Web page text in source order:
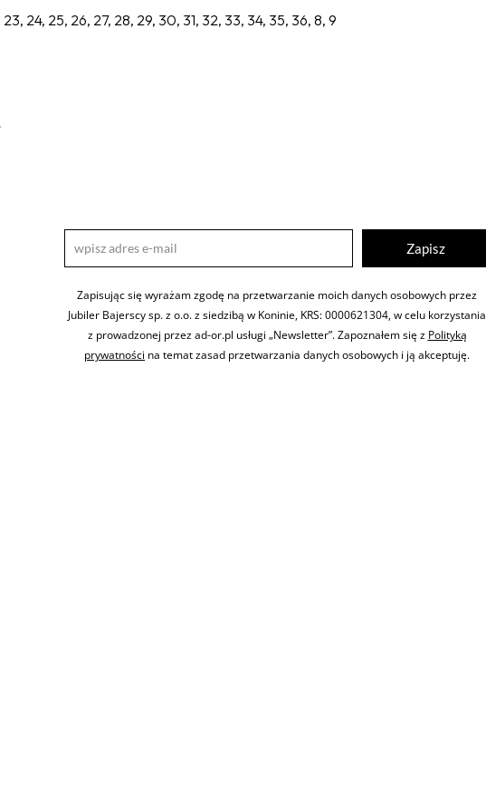
23, 24, 25, 26, 27, 28, 29, 30, 31, 32, 33, 34, 35, 36, 8, 9
Zapisz
Zapisując się wyrażam zgodę na przetwarzanie moich danych osobowych przez
Jubiler Bajerscy sp. z o.o. z siedzibą w Koninie, KRS: 0000621304, w celu korzystania
z prowadzonej przez ad-or.pl usługi „Newsletter”. Zapoznałem się z Polityką
prywatności na temat zasad przetwarzania danych osobowych i ją akceptuję.